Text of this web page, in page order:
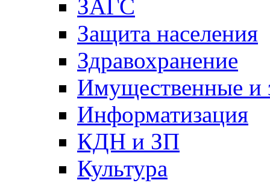
ЗАГС
Защита населения
Здравохранение
Имущественные и
Информатизация
КДН и ЗП
Культура